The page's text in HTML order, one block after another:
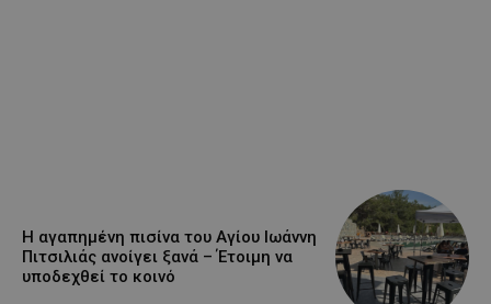
Η αγαπημένη πισίνα του Αγίου Ιωάννη
Πιτσιλιάς ανοίγει ξανά – Έτοιμη να
υποδεχθεί το κοινό